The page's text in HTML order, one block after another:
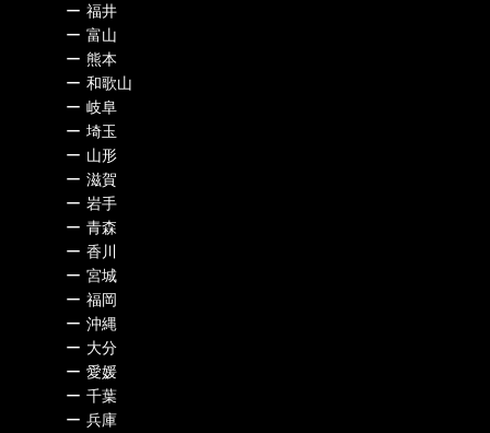
ー 福井
ー 富山
ー 熊本
ー 和歌山
ー 岐阜
ー 埼玉
ー 山形
ー 滋賀
ー 岩手
ー 青森
ー 香川
ー 宮城
ー 福岡
ー 沖縄
ー 大分
ー 愛媛
ー 千葉
ー 兵庫